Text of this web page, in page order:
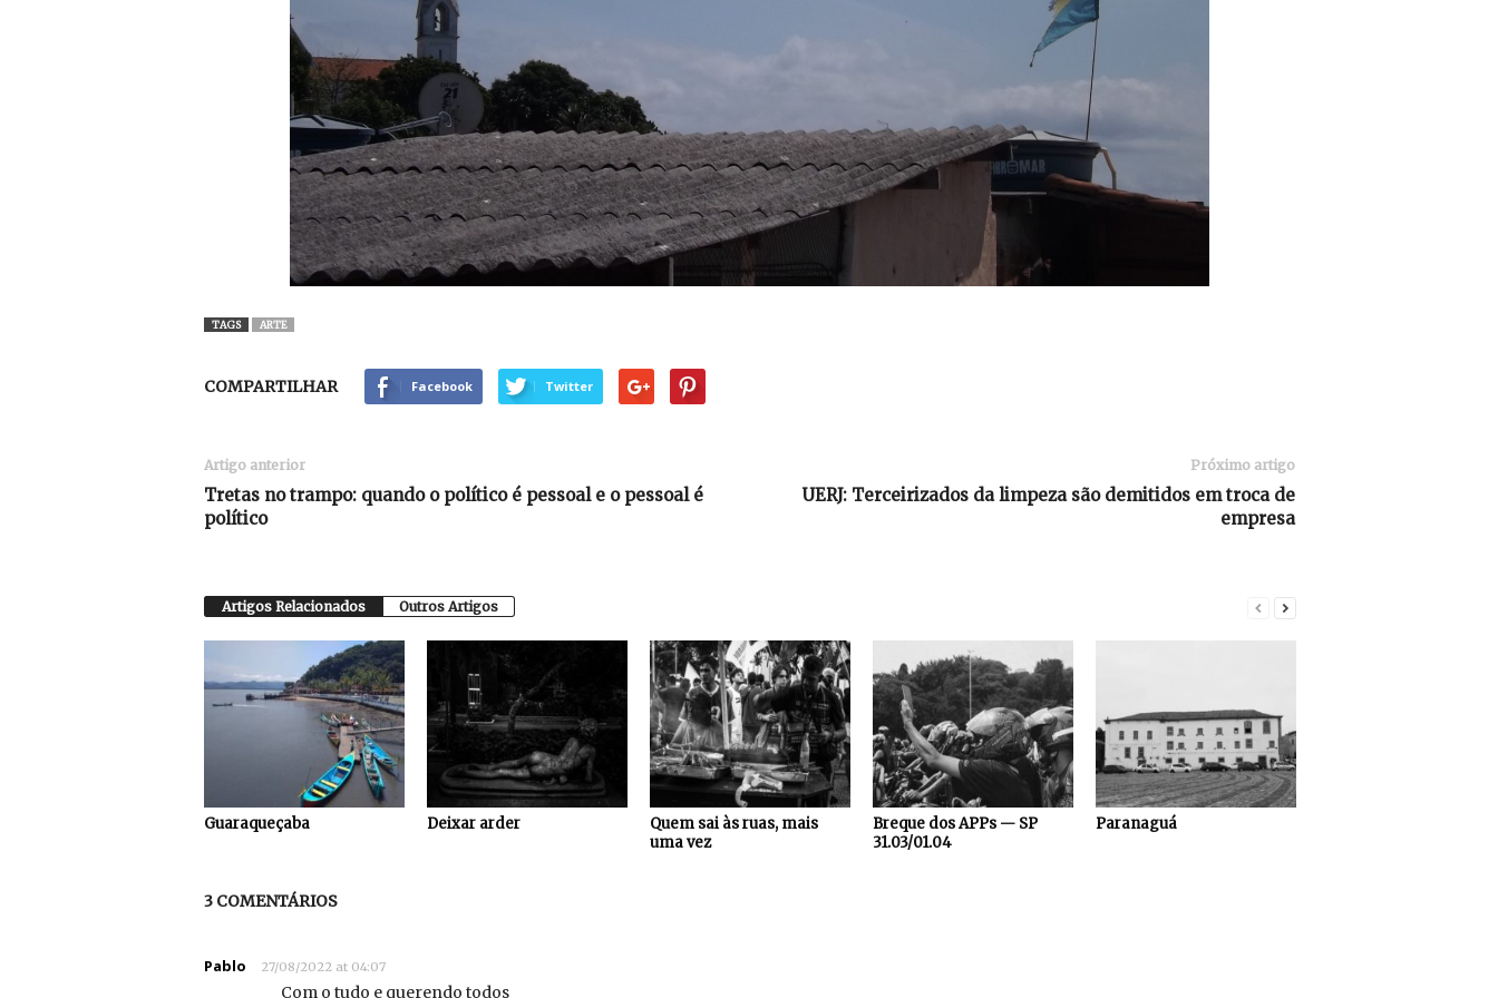
TAGS ARTE
COMPARTILHAR Facebook Twitter
Artigo anterior
Tretas no trampo: quando o político é pessoal e o pessoal é
político
Próximo artigo
UERJ: Terceirizados da limpeza são demitidos em troca de
empresa
Artigos Relacionados Outros Artigos
Guaraqueçaba Deixar arder
Quem sai às ruas, mais
uma vez
Breque dos APPs — SP
31.03/01.04
Paranaguá
3 COMENTÁRIOS
Pablo 27/08/2022 at 04:07
Com o tudo e querendo todos